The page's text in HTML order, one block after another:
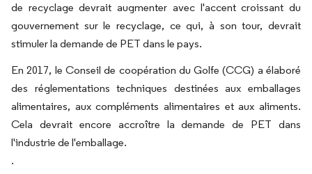
de recyclage devrait augmenter avec l'accent croissant du
gouvernement sur le recyclage, ce qui, à son tour, devrait
stimuler la demande de PET dans le pays.
En 2017, le Conseil de coopération du Golfe (CCG) a élaboré
des réglementations techniques destinées aux emballages
alimentaires, aux compléments alimentaires et aux aliments.
Cela devrait encore accroître la demande de PET dans
l'industrie de l'emballage.
.